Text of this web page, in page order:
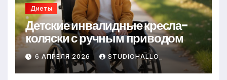
Диеты
Детские инвалидные кресла-
коляски с ручным приводом
6 АПРЕЛЯ 2026 STUDIOHALLO_